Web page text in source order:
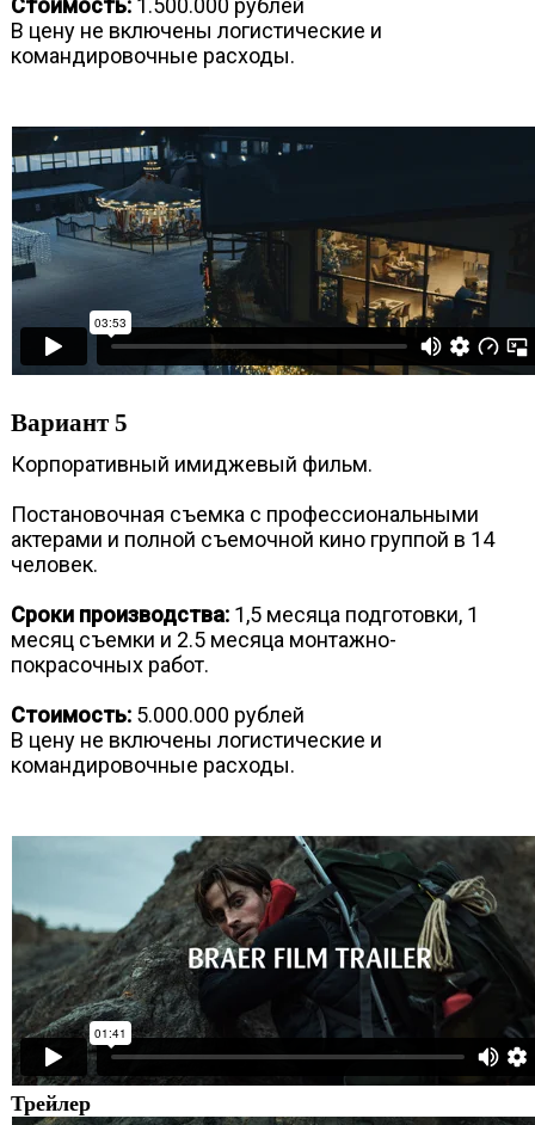
Стоимость: 1.500.000 рублей
В цену не включены логистические и
командировочные расходы.
Вариант 5
Корпоративный имиджевый фильм.
Постановочная съемка с профессиональными
актерами и полной съемочной кино группой в 14
человек.
Сроки производства: 1,5 месяца подготовки, 1
месяц съемки и 2.5 месяца монтажно-
покрасочных работ.
Стоимость: 5.000.000 рублей
В цену не включены логистические и
командировочные расходы.
Трейлер